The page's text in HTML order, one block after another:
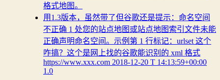
格式地图。
用1.3版本，虽然带了但谷歌还是提示：命名空间
不正确 1 处您的站点地图或站点地图索引文件未能
正确声明命名空间。示例第 1 行标记：urlset 这个
咋搞？这个是网上找的谷歌能识别的 xml 格式
https://www.xxx.com 2018-12-20 T 14:13:59+00:00
1.0